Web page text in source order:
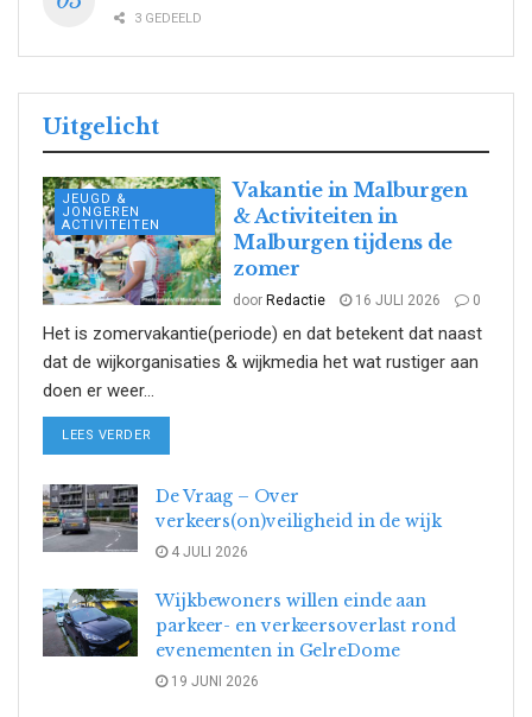
3 GEDEELD
Uitgelicht
JEUGD &
JONGEREN
ACTIVITEITEN
Vakantie in Malburgen
& Activiteiten in
Malburgen tijdens de
zomer
door Redactie 16 JULI 2026 0
Het is zomervakantie(periode) en dat betekent dat naast
dat de wijkorganisaties & wijkmedia het wat rustiger aan
doen er weer...
LEES VERDER
De Vraag – Over
verkeers(on)veiligheid in de wijk
4 JULI 2026
Wijkbewoners willen einde aan
parkeer- en verkeersoverlast rond
evenementen in GelreDome
19 JUNI 2026